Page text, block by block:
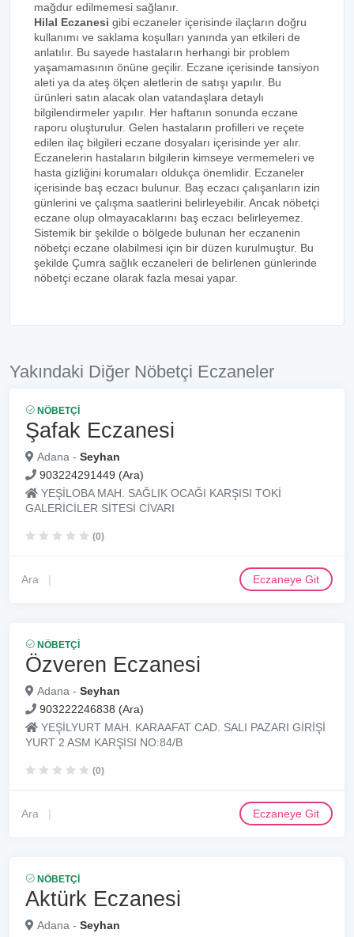
mağdur edilmemesi sağlanır.
Hilal Eczanesi gibi eczaneler içerisinde ilaçların doğru
kullanımı ve saklama koşulları yanında yan etkileri de
anlatılır. Bu sayede hastaların herhangi bir problem
yaşamamasının önüne geçilir. Eczane içerisinde tansiyon
aleti ya da ateş ölçen aletlerin de satışı yapılır. Bu
ürünleri satın alacak olan vatandaşlara detaylı
bilgilendirmeler yapılır. Her haftanın sonunda eczane
raporu oluşturulur. Gelen hastaların profilleri ve reçete
edilen ilaç bilgileri eczane dosyaları içerisinde yer alır.
Eczanelerin hastaların bilgilerin kimseye vermemeleri ve
hasta gizliğini korumaları oldukça önemlidir. Eczaneler
içerisinde baş eczacı bulunur. Baş eczacı çalışanların izin
günlerini ve çalışma saatlerini belirleyebilir. Ancak nöbetçi
eczane olup olmayacaklarını baş eczacı belirleyemez.
Sistemik bir şekilde o bölgede bulunan her eczanenin
nöbetçi eczane olabilmesi için bir düzen kurulmuştur. Bu
şekilde Çumra sağlık eczaneleri de belirlenen günlerinde
nöbetçi eczane olarak fazla mesai yapar.
Yakındaki Diğer Nöbetçi Eczaneler
NÖBETÇI
Şafak Eczanesi
Adana - Seyhan
903224291449 (Ara)
YEŞİLOBA MAH. SAĞLIK OCAĞI KARŞISI TOKİ
GALERİCİLER SİTESİ CİVARI
(0)
Ara Eczaneye Git
NÖBETÇI
Özveren Eczanesi
Adana - Seyhan
903222246838 (Ara)
YEŞİLYURT MAH. KARAAFAT CAD. SALI PAZARI GİRİŞİ
YURT 2 ASM KARŞISI NO:84/B
(0)
Ara Eczaneye Git
NÖBETÇI
Aktürk Eczanesi
Adana - Seyhan